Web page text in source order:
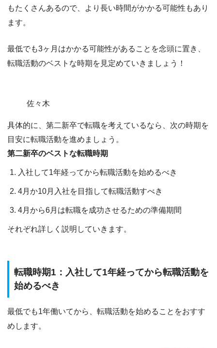
もたくさんあるので、より長い時間がかかる可能性もあり
ます。
最低でも3ヶ月はかかる可能性があることを念頭に置き、
転職活動のベストな時期を見定めていきましょう！
佐々木
具体的に、第二新卒で転職を考えているなら、次の時期を
目安に転職活動を進めましょう。
第二新卒のベストな転職時期
入社して1年経ってから転職活動を始めるべき
4月か10月入社を目指して転職活動すべき
4月から6月は転職を成功させるための準備期間
それぞれ詳しく説明していきます。
転職時期1：入社して1年経ってから転職活動を
始めるべき
最低でも1年働いてから、転職活動を始めることをおすす
めします。